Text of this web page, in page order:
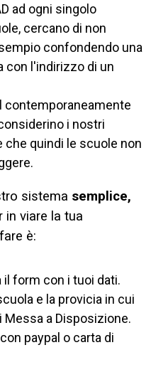
ad ogni singolo
cercano di non
confondendo una
con l'indirizzo di un
contemporaneamente
i nostri
quindi le scuole non
sistema semplice,
in viare la tua
è:
il form con i tuoi dati.
e la provicia in cui
Messa a Disposizione.
paypal o carta di